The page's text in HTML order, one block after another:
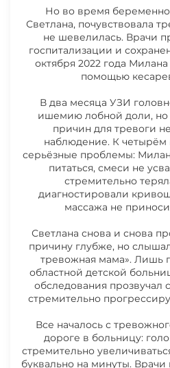
Но во время
Светлана, почувствовала
не шевелилась. Врачи
госпитализации и
октября 2022 года
помощью
В два месяца УЗИ
ишемию лобной доли, но
причин для тревоги
наблюдение. К четырём
серьёзные проблемы:
питаться, смеси не
стремительно
диагностировали
массажа не
Светлана снова и снова
причину глубже, но
тревожная мама». Лишь
областной детской
обследования
стремительно
Все началось с
дороге в больницу:
стремительно
буквально на минуты.
Счёт из
20.07.2026 НОВОСТИ
МИЛАНЫ
13.07.2026 НОВОСТИ
МИЛАНЫ
06.07.2026
МИЛАНЫ
29.06.2026
МИЛАНЫ
22.06.2026
МИЛАНЫ
МИЛАНЫ